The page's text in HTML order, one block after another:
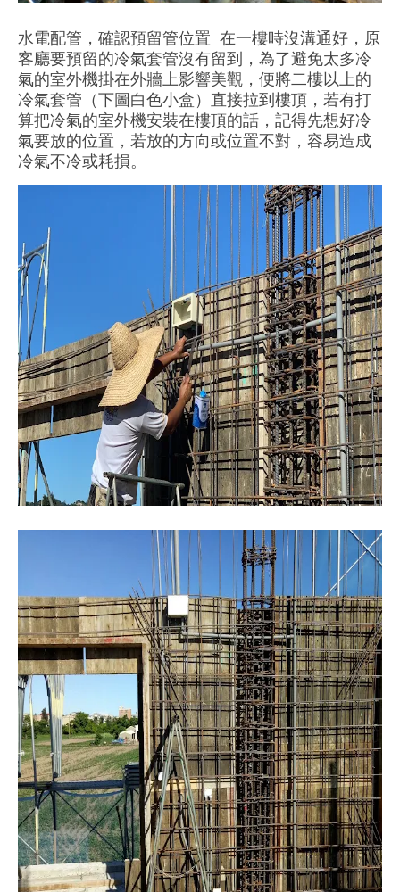
水電配管，確認預留管位置 在一樓時沒溝通好，原
客廳要預留的冷氣套管沒有留到，為了避免太多冷
氣的室外機掛在外牆上影響美觀，便將二樓以上的
冷氣套管（下圖白色小盒）直接拉到樓頂，若有打
算把冷氣的室外機安裝在樓頂的話，記得先想好冷
氣要放的位置，若放的方向或位置不對，容易造成
冷氣不冷或耗損。